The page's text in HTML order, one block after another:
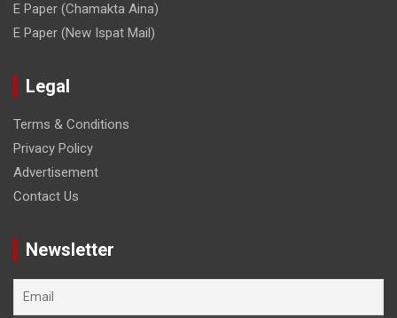
E Paper (Chamakta Aina)
E Paper (New Ispat Mail)
Legal
Terms & Conditions
Privacy Policy
Advertisement
Contact Us
Newsletter